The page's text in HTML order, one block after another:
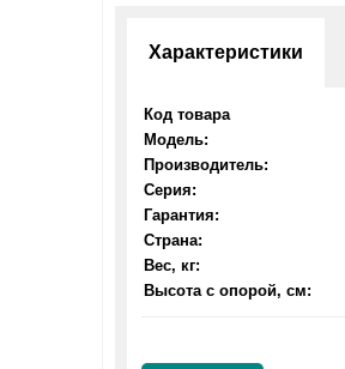
Характеристики
Код товара
Модель:
Производитель:
Серия:
Гарантия:
Страна:
Вес, кг:
Высота с опорой, см: